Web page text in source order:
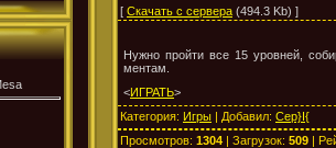
[ Скачать с сервера (494.3 Kb) ]
Нужно пройти все 15 уровней,
ментам.
<ИГРАТЬ>
Категория: Игры | Добавил: Cep}I{
Просмотров: 1304 | Загрузок: 509 |